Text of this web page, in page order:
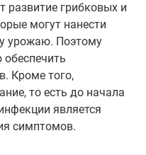
развитие грибковых и
могут нанести
урожаю. Поэтому
Кроме того,
то есть до начала
является
симптомов.